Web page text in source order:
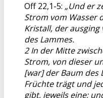
Off 22,1-5: „Und er
Strom vom Wasser
Kristall, der
des Lammes.
2 In der Mitte
Strom, von dieser
[war] der Baum des
Früchte trägt und
gibt, jeweils eine;